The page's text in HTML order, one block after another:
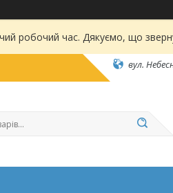
робочий час. Дякуємо, що
вул.